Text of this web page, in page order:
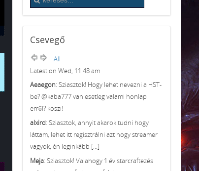
Csevegő
All
Latest on Wed, 11:48 am
Aeaegon: Sziasztok! Hogy lehet nevezni a HST-
be? @kaba777 van esetleg valami honlap
erről? köszi!
alxird: Sziasztok, annyit akarok tudni hogy
láttam, lehet itt regisztrálni azt hogy streamer
vagyok, én leginkább [...]
Meja: Sziasztok! Valahogy 1 év starcraftezés